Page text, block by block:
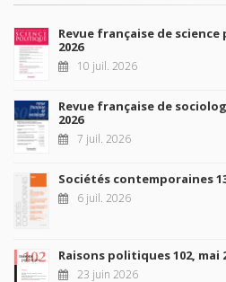
Revue française de
2026
10 juil. 2026
Revue française de
2026
7 juil. 2026
Sociétés contemporaines
6 juil. 2026
Raisons politiques 102, mai
23 juin 2026